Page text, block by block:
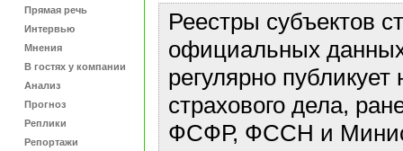
Прямая речь
Интервью
Мнения
В гостях у компании
Анализ
Прогноз
Реплики
Репортажи
Реестры субъектов
официальных данных
регулярно
страхового дела,
ФСФР, ФССН и